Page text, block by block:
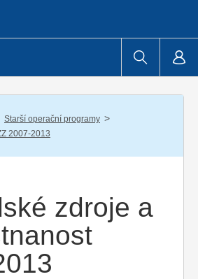
Starší operační programy /
2007-2013
zdroje a